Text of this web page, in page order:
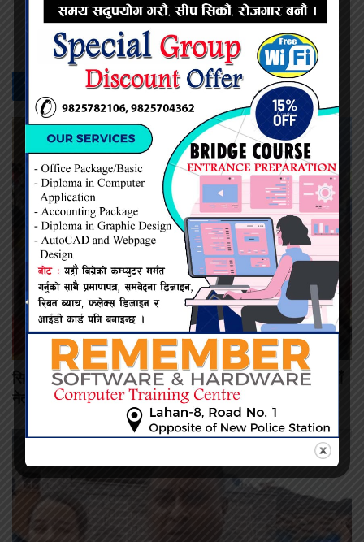
सम्बन्धित -समाचार
सिरहाका ११ सय टेन्ट व्यवसायीहरूको पहिलो जिल्ला अधिवेशन: नयाँ
नेतृत्वका लागि बन्द सत्र सुरु